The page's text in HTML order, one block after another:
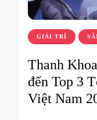
GIẢI TRÍ
Thanh
đến Top 3
Việt Nam